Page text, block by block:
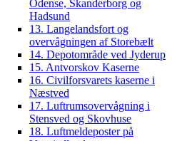
Odense, Skanderborg og
Hadsund
13. Langelandsfort og
overvågningen af Storebælt
14. Depotområde ved Jyderup
15. Antvorskov Kaserne
16. Civilforsvarets kaserne i
Næstved
17. Luftrumsovervågning i
Stensved og Skovhuse
18. Luftmeldeposter på